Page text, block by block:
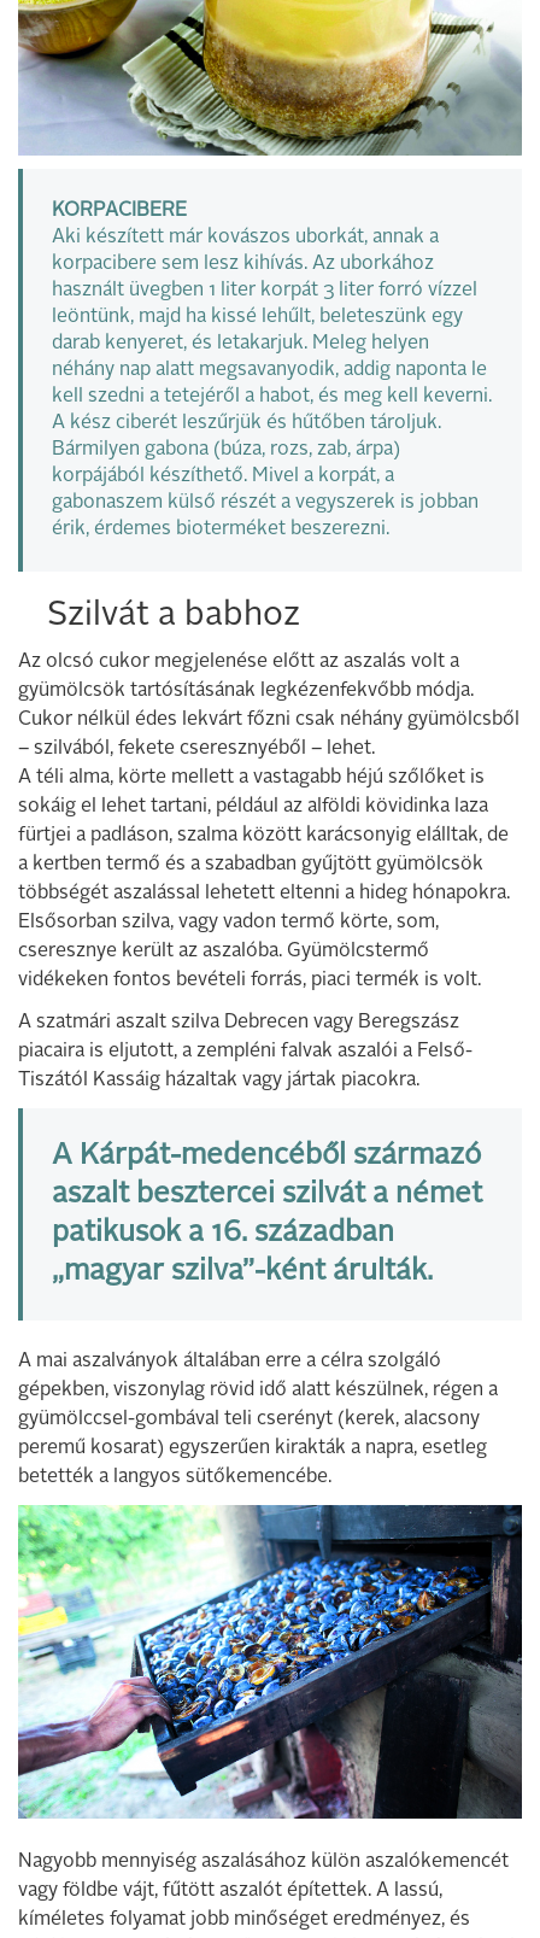
KORPACIBERE
Aki készített már kovászos uborkát, annak a
korpacibere sem lesz kihívás. Az uborkához
használt üvegben 1 liter korpát 3 liter forró vízzel
leöntünk, majd ha kissé lehűlt, beleteszünk egy
darab kenyeret, és letakarjuk. Meleg helyen
néhány nap alatt megsavanyodik, addig naponta le
kell szedni a tetejéről a habot, és meg kell keverni.
A kész ciberét leszűrjük és hűtőben tároljuk.
Bármilyen gabona (búza, rozs, zab, árpa)
korpájából készíthető. Mivel a korpát, a
gabonaszem külső részét a vegyszerek is jobban
érik, érdemes bioterméket beszerezni.
Szilvát a babhoz
Az olcsó cukor megjelenése előtt az aszalás volt a
gyümölcsök tartósításának legkézenfekvőbb módja.
Cukor nélkül édes lekvárt főzni csak néhány gyümölcsből
– szilvából, fekete cseresznyéből – lehet.
A téli alma, körte mellett a vastagabb héjú szőlőket is
sokáig el lehet tartani, például az alföldi kövidinka laza
fürtjei a padláson, szalma között karácsonyig elálltak, de
a kertben termő és a szabadban gyűjtött gyümölcsök
többségét aszalással lehetett eltenni a hideg hónapokra.
Elsősorban szilva, vagy vadon termő körte, som,
cseresznye került az aszalóba. Gyümölcstermő
vidékeken fontos bevételi forrás, piaci termék is volt.
A szatmári aszalt szilva Debrecen vagy Beregszász
piacaira is eljutott, a zempléni falvak aszalói a Felső-
Tiszától Kassáig házaltak vagy jártak piacokra.
A Kárpát-medencéből származó
aszalt besztercei szilvát a német
patikusok a 16. században
„magyar szilva”-ként árulták.
A mai aszalványok általában erre a célra szolgáló
gépekben, viszonylag rövid idő alatt készülnek, régen a
gyümölccsel-gombával teli cserényt (kerek, alacsony
peremű kosarat) egyszerűen kirakták a napra, esetleg
betették a langyos sütőkemencébe.
Nagyobb mennyiség aszalásához külön aszalókemencét
vagy földbe vájt, fűtött aszalót építettek. A lassú,
kíméletes folyamat jobb minőséget eredményez, és